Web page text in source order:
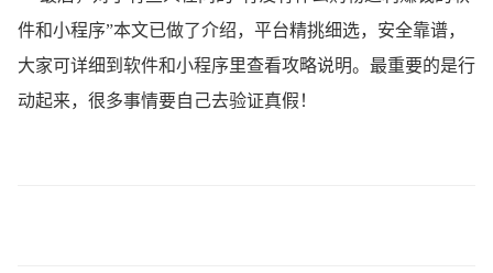
件和小程序”本文已做了介绍，平台精挑细选，安全靠谱，
大家可详细到软件和小程序里查看攻略说明。最重要的是行
动起来，很多事情要自己去验证真假！